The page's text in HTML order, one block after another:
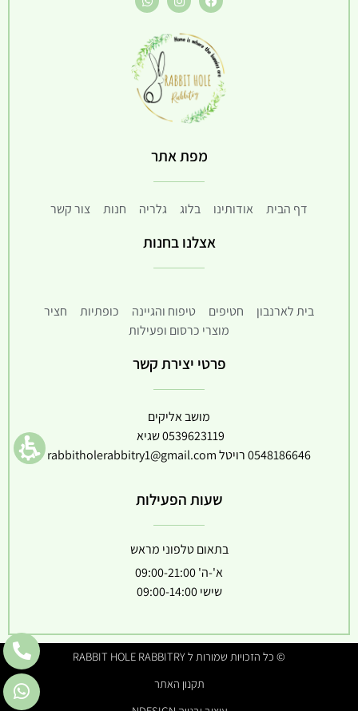
מפת אתר
דף הבית אודותינו בלוג גלריה חנות צור קשר
אצלנו בחנות
בית לארנבון חטיפים טיפוח והגיינה כופתיות
חציר
מוצרי כרסום ופעילות
פרטי יצירת קשר
מושב אליקים
0539623119שגיא
0548186646רויטלrabbitholerabbitry1@gmail.com
שעות הפעילות
בתאום טלפוני מראש
א'-ה' 09:00-21:00
שישי 09:00-14:00
© כל הזכויות שמורות ל RABBIT HOLE RABBITRY
תקנון האתר